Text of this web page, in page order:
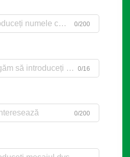
0/200
0/16
0/200